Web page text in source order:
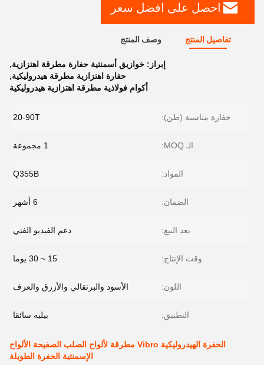
احصل على افضل سعر
تفاصيل المنتج وصف المنتج
إبراز: خوازيق أسمنتية حفارة مطرقة اهتزازية,
حفارة اهتزازية مطرقة هيدروليكية,
أكوام فولاذية مطرقة اهتزازية هيدروليكية
حفارة مناسبة (طن): 20-90T
الـ MOQ: 1 مجموعة
المواد: Q355B
الضمان: 6 أشهر
بعد البيع: دعم الفيديو الفني
وقت الإنتاج: 15 ~ 30 يوما
اللون: الأسود والبرتقالي والأزرق والعرف
التطبيق: بيليه سائقا
الحفرة الهيدروليكية Vibro مطرقة لألواح الصلب الصفيحة الألواح
الإسمنتية الحفرة الطويلة